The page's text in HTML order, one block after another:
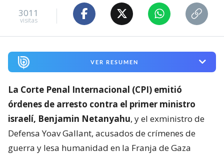
3011
visitas
VER RESUMEN
La Corte Penal Internacional (CPI) emitió
órdenes de arresto contra el primer ministro
israelí, Benjamin Netanyahu, y el exministro de
Defensa Yoav Gallant, acusados de crímenes de
guerra y lesa humanidad en la Franja de Gaza